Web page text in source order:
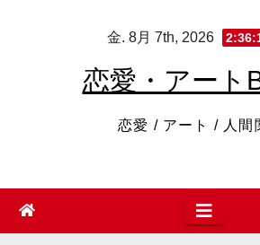
金. 8月 7th, 2026
恋愛・アート
恋愛 / アート / 人間